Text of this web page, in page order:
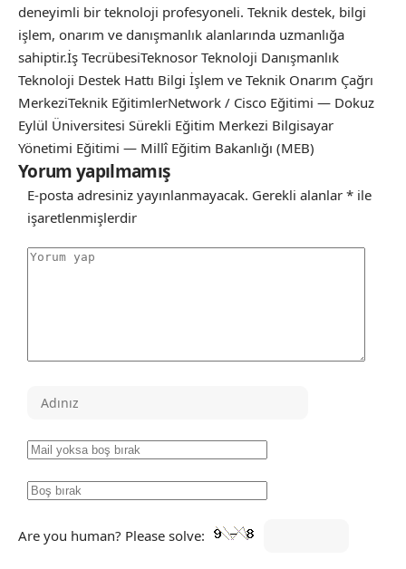
deneyimli bir teknoloji profesyoneli. Teknik destek, bilgi
işlem, onarım ve danışmanlık alanlarında uzmanlığa
sahiptir.İş TecrübesiTeknosor Teknoloji Danışmanlık
Teknoloji Destek Hattı Bilgi İşlem ve Teknik Onarım Çağrı
MerkeziTeknik EğitimlerNetwork / Cisco Eğitimi — Dokuz
Eylül Üniversitesi Sürekli Eğitim Merkezi Bilgisayar
Yönetimi Eğitimi — Millî Eğitim Bakanlığı (MEB)
Yorum yapılmamış
E-posta adresiniz yayınlanmayacak. Gerekli alanlar * ile
işaretlenmişlerdir
Are you human? Please solve: